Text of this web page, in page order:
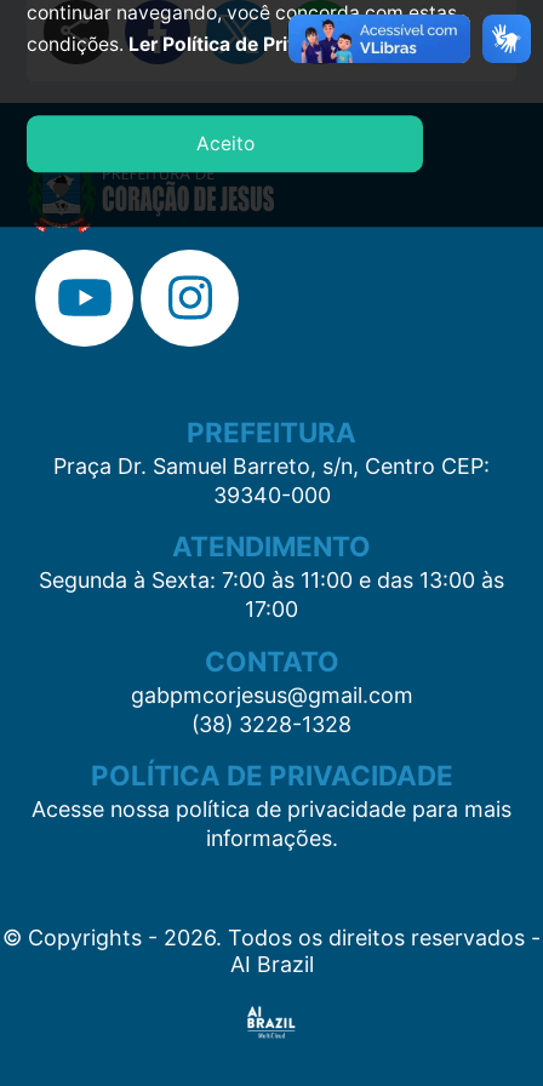
share
PREFEITURA
Praça Dr. Samuel Barreto, s/n, Centro CEP:
39340-000
ATENDIMENTO
Segunda à Sexta: 7:00 às 11:00 e das 13:00 às
17:00
CONTATO
gabpmcorjesus@gmail.com
(38) 3228-1328
POLÍTICA DE PRIVACIDADE
Acesse nossa política de privacidade para mais
informações.
© Copyrights - 2026. Todos os direitos reservados -
AI Brazil
continuar navegando, você concorda com estas
condições.Ler Política de Privacidade.
Aceito